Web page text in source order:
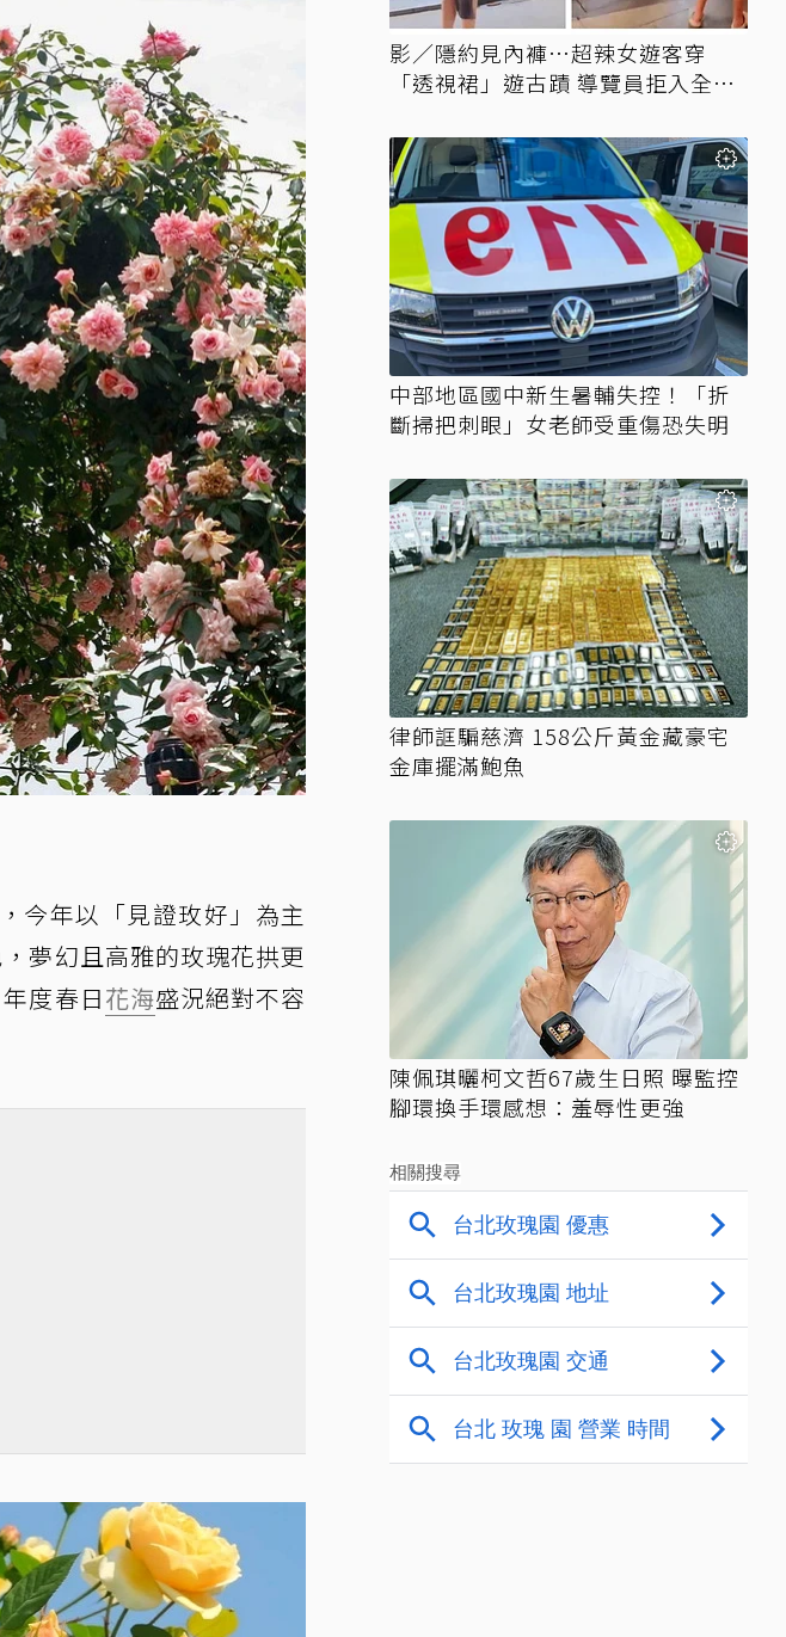
今年以「見證玫好」為主
夢幻且高雅的玫瑰花拱更
度春日花海盛況絕對不容
影／隱約見內褲…超辣女遊客穿
「透視裙」遊古蹟 導覽員拒入全網
中部地區國中新生暑輔失控！「折
斷掃把刺眼」女老師受重傷恐失明
律師誆騙慈濟 158公斤黃金藏豪宅
金庫擺滿鮑魚
陳佩琪曬柯文哲67歲生日照 曝監控
腳環換手環感想：羞辱性更強